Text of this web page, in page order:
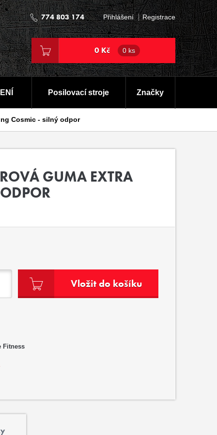
774 803 174 Přihlášení Registrace
0 Kč 0 ks
Posilovací stroje Značky
Cosmic - silný odpor
GUMA EXTRA
Vložit do košíku
Fitness